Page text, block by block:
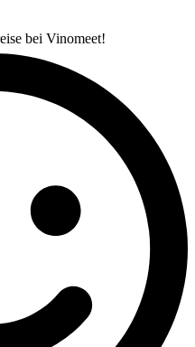
bei Vinomeet!